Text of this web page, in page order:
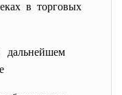
в торговых